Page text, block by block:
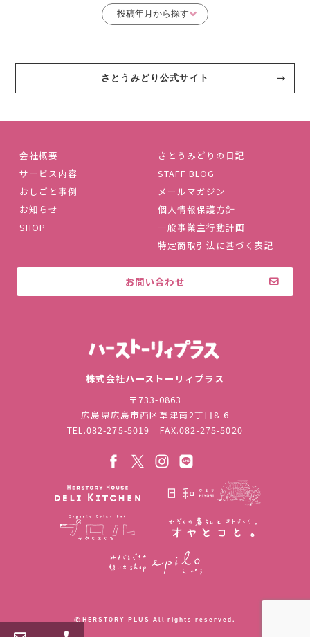
さとうみどり公式サイト
会社概要
サービス内容
おしごと事例
お知らせ
SHOP
さとうみどりの日記
STAFF BLOG
メールマガジン
個人情報保護方針
一般事業主行動計画
特定商取引法に基づく表記
お問い合わせ
株式会社ハーストーリィプラス
〒733-0863
広島県広島市西区草津南2丁目8-6
TEL.082-275-5019 FAX.082-275-5020
©︎HERSTORY PLUS All rights reserved.